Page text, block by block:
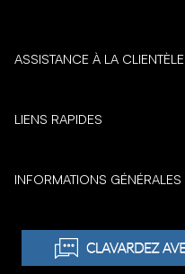
ASSISTANCE À LA CLIENTÈLE
LIENS RAPIDES
INFORMATIONS GÉNÉRALES